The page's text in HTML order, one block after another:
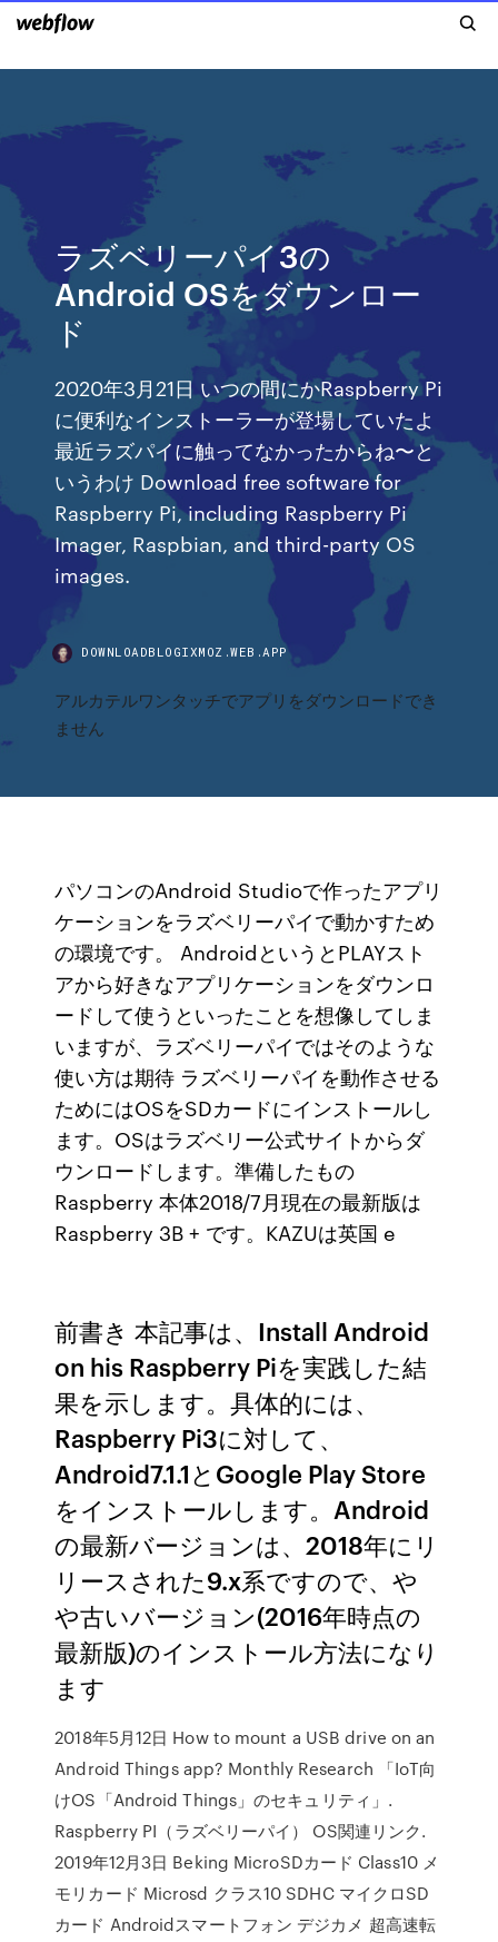
ラズベリーパイ3の
Android OSをダウンロー
ド
2020年3月21日 いつの間にかRaspberry Pi
に便利なインストーラーが登場していたよ
最近ラズパイに触ってなかったからね〜と
いうわけ Download free software for
Raspberry Pi, including Raspberry Pi
Imager, Raspbian, and third-party OS
images.
DOWNLOADBLOGIXMOZ.WEB.APP
アルカテルワンタッチでアプリをダウンロードでき
ません
パソコンのAndroid Studioで作ったアプリ
ケーションをラズベリーパイで動かすため
の環境です。 AndroidというとPLAYスト
アから好きなアプリケーションをダウンロ
ードして使うといったことを想像してしま
いますが、ラズベリーパイではそのような
使い方は期待 ラズベリーパイを動作させる
ためにはOSをSDカードにインストールし
ます。OSはラズベリー公式サイトからダ
ウンロードします。準備したもの
Raspberry 本体2018/7月現在の最新版は
Raspberry 3B + です。KAZUは英国 e
前書き 本記事は、Install Android
on his Raspberry Piを実践した結
果を示します。具体的には、
Raspberry Pi3に対して、
Android7.1.1とGoogle Play Store
をインストールします。Android
の最新バージョンは、2018年にリ
リースされた9.x系ですので、や
や古いバージョン(2016年時点の
最新版)のインストール方法になり
ます
2018年5月12日 How to mount a USB drive on an
Android Things app? Monthly Research 「IoT向
けOS「Android Things」のセキュリティ」.
Raspberry PI（ラズベリーパイ） OS関連リンク.
2019年12月3日 Beking MicroSDカード Class10 メ
モリカード Microsd クラス10 SDHC マイクロSD
カード Androidスマートフォン デジカメ 超高速転